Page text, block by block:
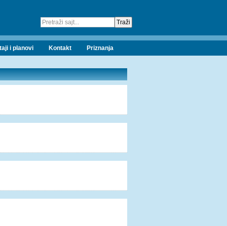
i planovi Kontakt Priznanja